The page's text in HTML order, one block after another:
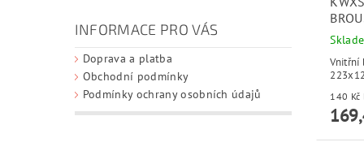
INFORMACE PRO VÁS
Doprava a platba
Obchodní podmínky
Podmínky ochrany osobních údajů
Vnitřní